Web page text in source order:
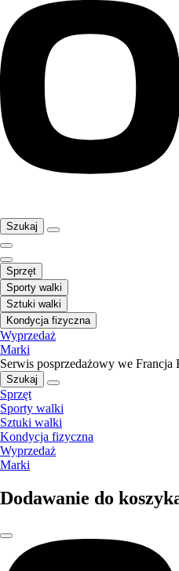
Szukaj
Sprzęt
Sporty walki
Sztuki walki
Kondycja fizyczna
Wyprzedaż
Marki
Serwis posprzedażowy we Francja
Szukaj
Sprzęt
Sporty walki
Sztuki walki
Kondycja fizyczna
Wyprzedaż
Marki
Dodawanie do